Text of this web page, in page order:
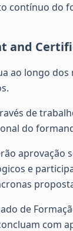
contínuo do
and
ao longo
de
do
aprovação
e
de
com